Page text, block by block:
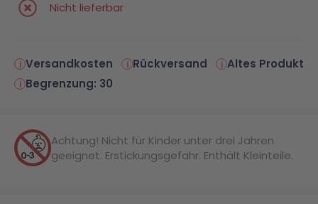
Nicht lieferbar
Versandkosten Rückversand
Altes Produkt
Begrenzung: 30
Achtung! Nicht für Kinder unter drei Jahren
geeignet. Erstickungsgefahr. Enthält Kleinteile.